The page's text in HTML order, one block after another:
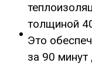
толщиной
Это
за 90